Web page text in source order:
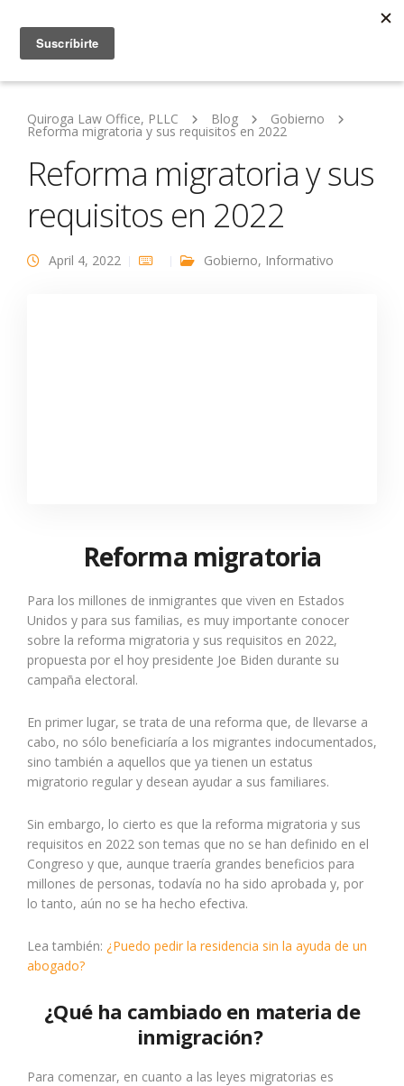
Quiroga Law Office, PLLC Blog Gobierno
Reforma migratoria y sus requisitos en 2022
Reforma migratoria y sus
requisitos en 2022
April 4, 2022 Gobierno, Informativo
Reforma migratoria
Para los millones de inmigrantes que viven en Estados
Unidos y para sus familias, es muy importante conocer
sobre la reforma migratoria y sus requisitos en 2022,
propuesta por el hoy presidente Joe Biden durante su
campaña electoral.
En primer lugar, se trata de una reforma que, de llevarse a
cabo, no sólo beneficiaría a los migrantes indocumentados,
sino también a aquellos que ya tienen un estatus
migratorio regular y desean ayudar a sus familiares.
Sin embargo, lo cierto es que la reforma migratoria y sus
requisitos en 2022 son temas que no se han definido en el
Congreso y que, aunque traería grandes beneficios para
millones de personas, todavía no ha sido aprobada y, por
lo tanto, aún no se ha hecho efectiva.
Lea también: ¿Puedo pedir la residencia sin la ayuda de un
abogado?
¿Qué ha cambiado en materia de
inmigración?
Para comenzar, en cuanto a las leyes migratorias es